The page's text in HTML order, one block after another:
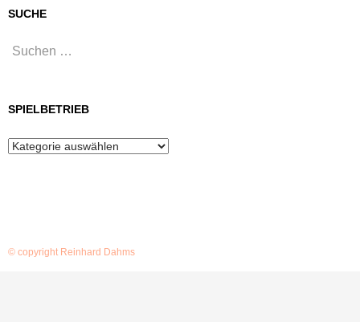
SUCHE
Suchen
SPIELBETRIEB
Spielbetrieb
© copyright Reinhard Dahms